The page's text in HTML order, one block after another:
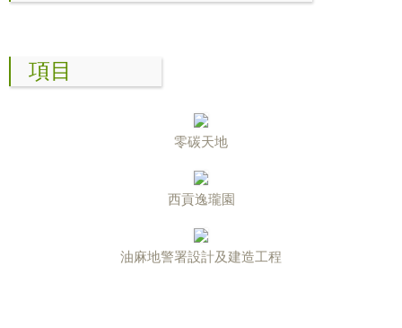
項目
零碳天地
西貢逸瓏園
油麻地警署設計及建造工程